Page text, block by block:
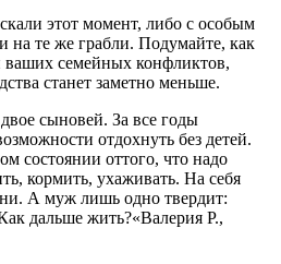
этот момент, либо с особым
на те же грабли. Подумайте, как
семейных конфликтов,
станет заметно меньше.
сыновей. За все годы
отдохнуть без детей.
состоянии оттого, что надо
кормить, ухаживать. На себя
А муж лишь одно твердит:
дальше жить?«Валерия Р.,